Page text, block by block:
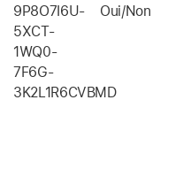
9P8O7I6U-
5XCT-
1WQ0-
7F6G-
3K2L1R6CVBMD
Oui/Non